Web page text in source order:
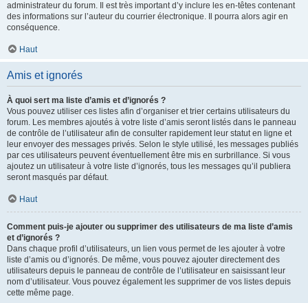
administrateur du forum. Il est très important d’y inclure les en-têtes contenant
des informations sur l’auteur du courrier électronique. Il pourra alors agir en
conséquence.
Haut
Amis et ignorés
À quoi sert ma liste d’amis et d’ignorés ?
Vous pouvez utiliser ces listes afin d’organiser et trier certains utilisateurs du
forum. Les membres ajoutés à votre liste d’amis seront listés dans le panneau
de contrôle de l’utilisateur afin de consulter rapidement leur statut en ligne et
leur envoyer des messages privés. Selon le style utilisé, les messages publiés
par ces utilisateurs peuvent éventuellement être mis en surbrillance. Si vous
ajoutez un utilisateur à votre liste d’ignorés, tous les messages qu’il publiera
seront masqués par défaut.
Haut
Comment puis-je ajouter ou supprimer des utilisateurs de ma liste d’amis
et d’ignorés ?
Dans chaque profil d’utilisateurs, un lien vous permet de les ajouter à votre
liste d’amis ou d’ignorés. De même, vous pouvez ajouter directement des
utilisateurs depuis le panneau de contrôle de l’utilisateur en saisissant leur
nom d’utilisateur. Vous pouvez également les supprimer de vos listes depuis
cette même page.